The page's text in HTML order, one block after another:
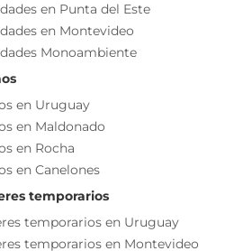
y desarrollo independiente
características esenciales del
eventual actualización de las
y demás información,
en Punta del Este
en Montevideo
Monoambiente
en Uruguay
en Maldonado
en Rocha
en Canelones
temporarios
temporarios en Uruguay
temporarios en Montevideo